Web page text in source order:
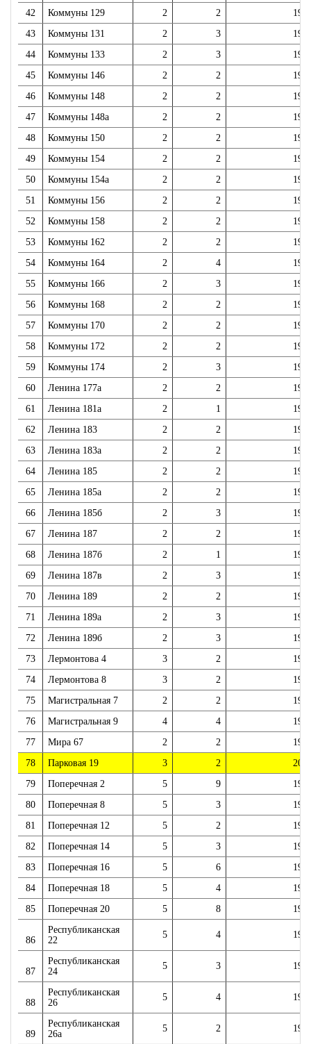
42 Коммуны 129 2 2
43
Коммуны 131 2 3
44
Коммуны 133 2 3
45
Коммуны 146 2 2
46
Коммуны 148 2 2
47
Коммуны 148а 2 2
48
Коммуны 150 2 2
49
Коммуны 154 2 2
50
Коммуны 154а 2 2
51
Коммуны 156 2 2
52
Коммуны 158 2 2
53
Коммуны 162 2 2
54
Коммуны 164 2 4
55
Коммуны 166 2 3
56
Коммуны 168 2 2
57
Коммуны 170 2 2
58
Коммуны 172 2 2
59
Коммуны 174 2 3
60
Ленина 177а 2 2
61
Ленина 181а 2 1
62
Ленина 183 2 2
63
Ленина 183а 2 2
64
Ленина 185 2 2
65
Ленина 185а 2 2
66
Ленина 185б 2 3
67
Ленина 187 2 2
68
Ленина 187б 2 1
69
Ленина 187в 2 3
70
Ленина 189 2 2
71
Ленина 189а 2 3
72
Ленина 189б 2 3
73
Лермонтова 4 3 2
74
Лермонтова 8 3 2
75
Магистральная 7 2 2
76
Магистральная 9 4 4
77
Мира 67 2 2
78
Парковая 19 3 2
79
Поперечная 2 5 9
80
Поперечная 8 5 3
81
Поперечная 12 5 2
82
Поперечная 14 5 3
83
Поперечная 16 5 6
84
Поперечная 18 5 4
85
Поперечная 20 5 8
86
Республиканская
22
5 4
87
Республиканская
24
5 3
88
Республиканская
26
5 4
89
Республиканская
26а
5 2